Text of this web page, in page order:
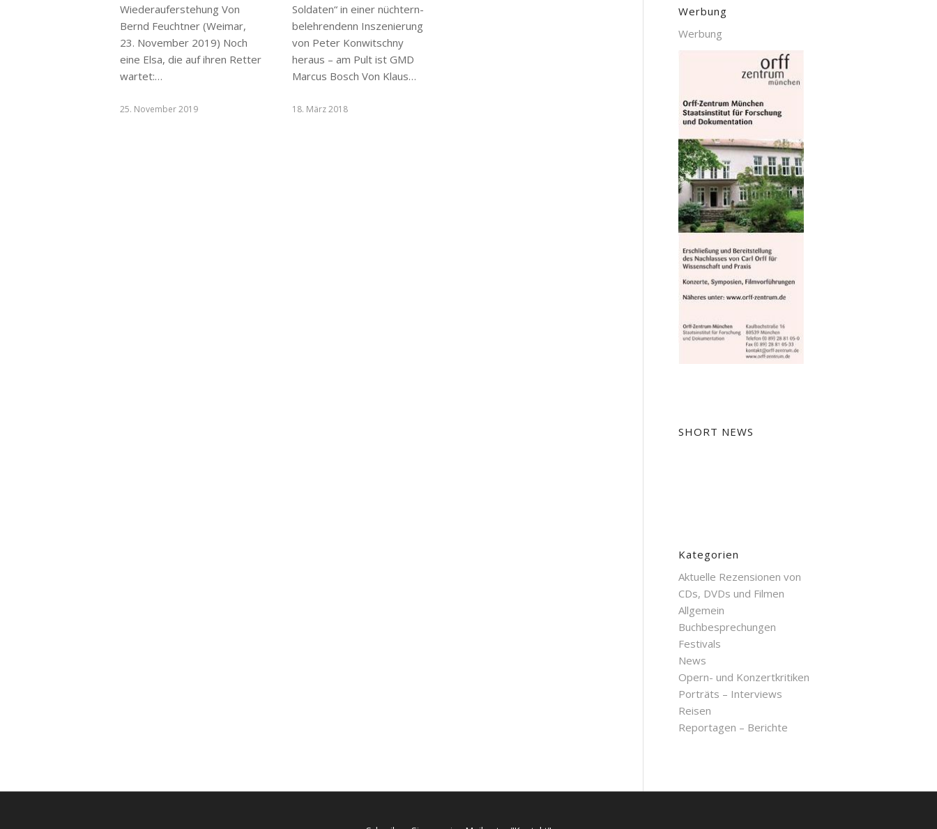
Wiederauferstehung Von
Bernd Feuchtner (Weimar,
23. November 2019) Noch
eine Elsa, die auf ihren Retter
wartet:…
25. November 2019
Soldaten“ in einer nüchtern-
belehrendenn Inszenierung
von Peter Konwitschny
heraus – am Pult ist GMD
Marcus Bosch Von Klaus…
18. März 2018
Werbung
Werbung
SHORT NEWS
Kategorien
Aktuelle Rezensionen von
CDs, DVDs und Filmen
Allgemein
Buchbesprechungen
Festivals
News
Opern- und Konzertkritiken
Porträts – Interviews
Reisen
Reportagen – Berichte